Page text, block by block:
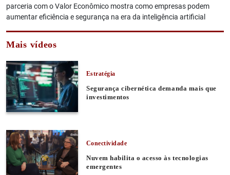
parceria com o Valor Econômico mostra como empresas podem
aumentar eficiência e segurança na era da inteligência artificial
Mais vídeos
Estratégia
Segurança cibernética demanda mais que
investimentos
Conectividade
Nuvem habilita o acesso às tecnologias
emergentes